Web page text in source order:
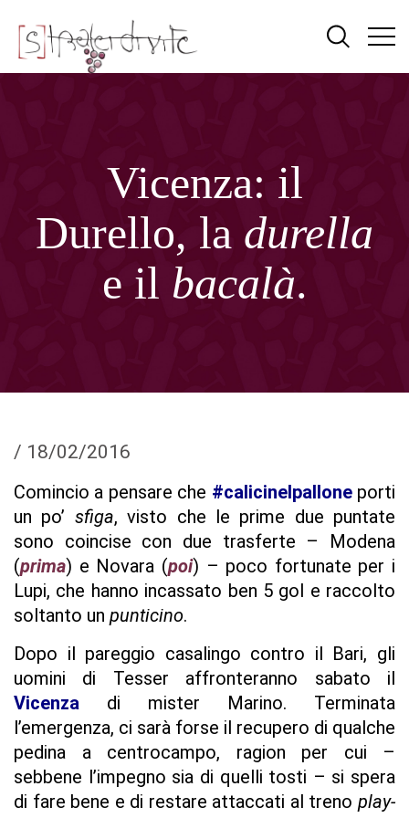
Vicenza: il
Durello, la durella
e il bacalà.
/ 18/02/2016
Comincio a pensare che #calicinelpalloneporti
un po’ sfiga, visto che le prime due puntate
sono coincise con due trasferte – Modena
(prima) e Novara (poi) – poco fortunate per i
Lupi, che hanno incassato ben 5 gol e raccolto
soltanto un punticino.
Dopo il pareggio casalingo contro il Bari, gli
uomini di Tesser affronteranno sabato il
Vicenza di mister Marino. Terminata
l’emergenza, ci sarà forse il recupero di qualche
pedina a centrocampo, ragion per cui –
sebbene l’impegno sia di quelli tosti – si spera
di fare bene e di restare attaccati al treno play-